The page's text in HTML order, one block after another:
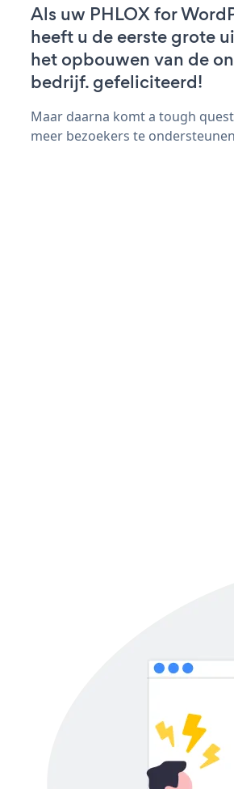
Als uw PHLOX for
heeft u de eerste grote
het opbouwen van de
bedrijf. gefeliciteerd!
Maar daarna komt a tough
meer bezoekers te